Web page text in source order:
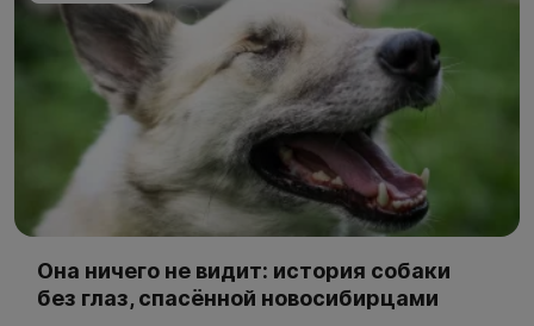
Она ничего не видит: история собаки
без глаз, спасённой новосибирцами